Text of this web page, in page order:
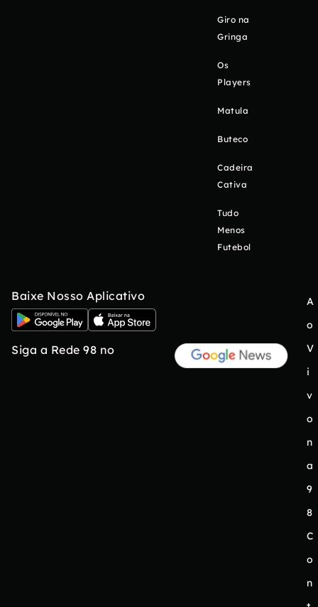
Giro na
Gringa
Os
Players
Matula
Buteco
Cadeira
Cativa
Tudo
Menos
Futebol
Baixe Nosso Aplicativo
Siga a Rede 98 no
A
o
V
i
v
o
n
a
9
8
C
o
n